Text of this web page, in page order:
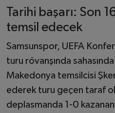
Tarihi başarı: Son
temsil edecek
Samsunspor, UEFA
turu rövanşında sahasında
Makedonya temsilcisi
ederek turu geçen taraf
deplasmanda 1-0 kazanan